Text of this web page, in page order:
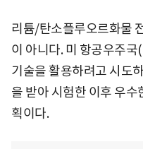
리튬/탄소플루오르화물
이 아니다. 미 항공우주국
기술을 활용하려고 시도
을 받아 시험한 이후 우수
획이다.